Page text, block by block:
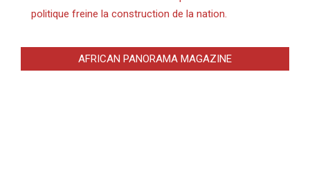
politique freine la construction de la nation.
AFRICAN PANORAMA MAGAZINE